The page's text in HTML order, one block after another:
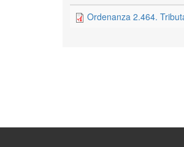
Ordenanza 2.464.